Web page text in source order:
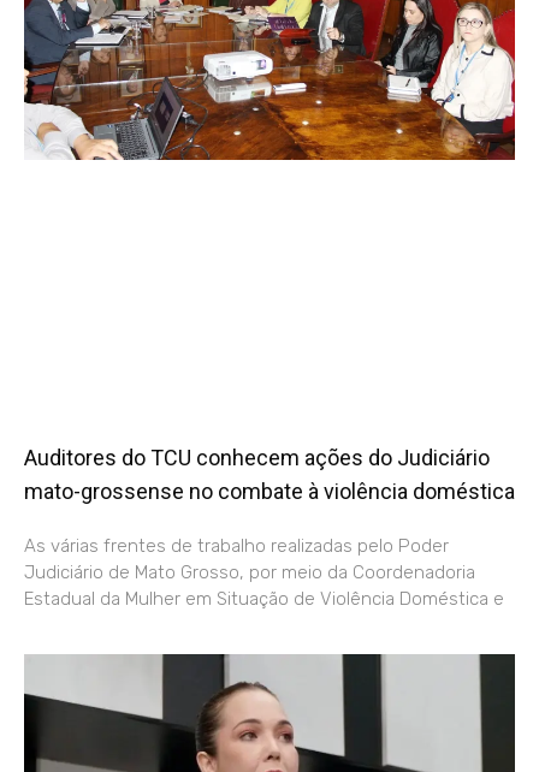
Auditores do TCU conhecem ações do Judiciário
mato-grossense no combate à violência doméstica
As várias frentes de trabalho realizadas pelo Poder
Judiciário de Mato Grosso, por meio da Coordenadoria
Estadual da Mulher em Situação de Violência Doméstica e